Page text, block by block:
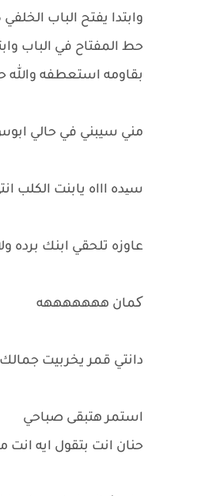
وابتدا يفتح الباب
حط المفتاح في الباب
بقاومه استعطفه والله
مني سيبني في حالي
سیده اااه يابنت الكلب
عاوزه تلحقي ابنك برده
کمان هههههههه
دانتي قمر يخربيت جمالك
استمر هتبقى صباحي
حنان انت بتقول ايه انت